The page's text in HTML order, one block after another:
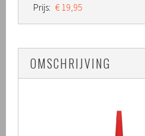
Prijs: € 19,95
OMSCHRIJVING